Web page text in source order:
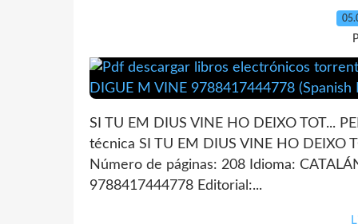
SI TU EM DIUS VINE HO DEIXO TOT...
técnica SI TU EM DIUS VINE HO DEIXO
Número de páginas: 208 Idioma:
9788417444778 Editorial:...